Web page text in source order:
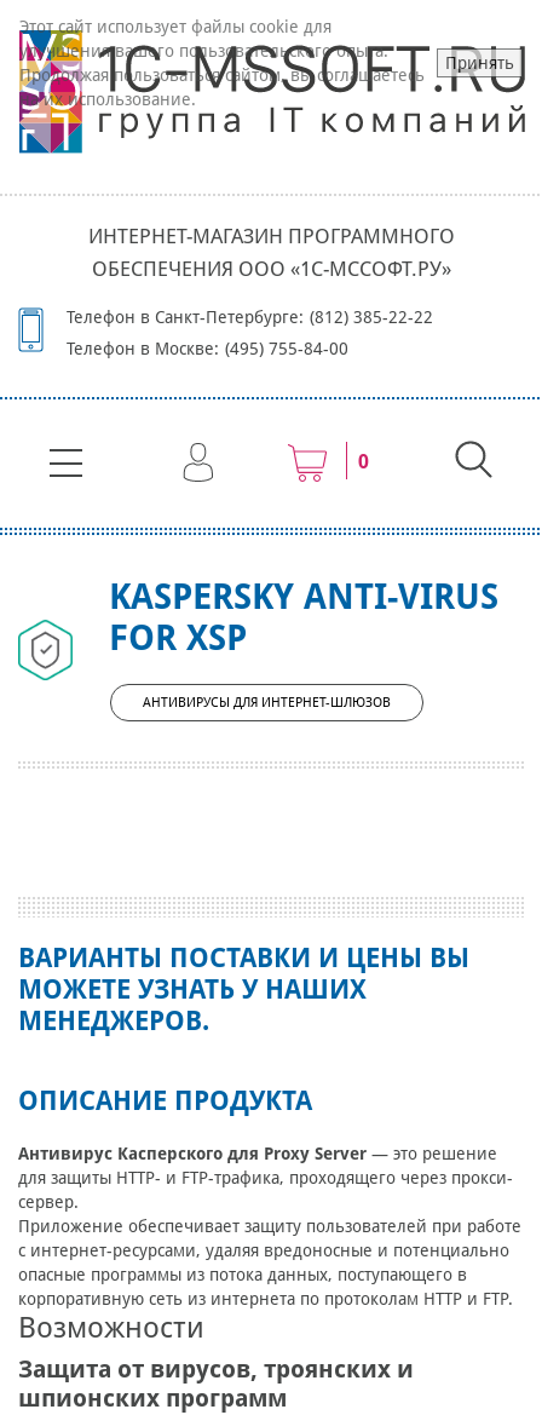
ИНТЕРНЕТ-МАГАЗИН ПРОГРАММНОГО
ОБЕСПЕЧЕНИЯ ООО «1С-МССОФТ.РУ»
Телефон в Санкт-Петербурге: (812) 385-22-22
Телефон в Москве: (495) 755-84-00
0
KASPERSKY ANTI-VIRUS
FOR XSP
АНТИВИРУСЫ ДЛЯ ИНТЕРНЕТ-ШЛЮЗОВ
ВАРИАНТЫ ПОСТАВКИ И ЦЕНЫ ВЫ
МОЖЕТЕ УЗНАТЬ У НАШИХ
МЕНЕДЖЕРОВ.
ОПИСАНИЕ ПРОДУКТА
Антивирус Касперского для Proxy Server — это решение
для защиты HTTP- и FTP-трафика, проходящего через прокси-
сервер.
Приложение обеспечивает защиту пользователей при работе
с интернет-ресурсами, удаляя вредоносные и потенциально
опасные программы из потока данных, поступающего в
корпоративную сеть из интернета по протоколам HTTP и FTP.
Возможности
Защита от вирусов, троянских и
шпионских программ
Этот сайт использует файлы cookie для
улучшения вашего пользовательского опыта.
Продолжая пользоваться сайтом, вы соглашаетесь
на их использование.
Принять